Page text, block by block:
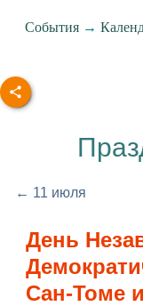
События→
← 11 июля
День
Сан-Томе